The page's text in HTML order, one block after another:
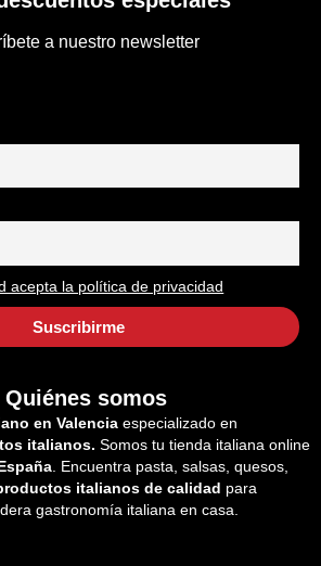
a nuestro newsletter
acepta la política de privacidad
Quiénes somos
en Valencia especializado en
italianos. Somos tu tienda italiana online
. Encuentra pasta, salsas, quesos,
italianos de calidad para
gastronomía italiana en casa.